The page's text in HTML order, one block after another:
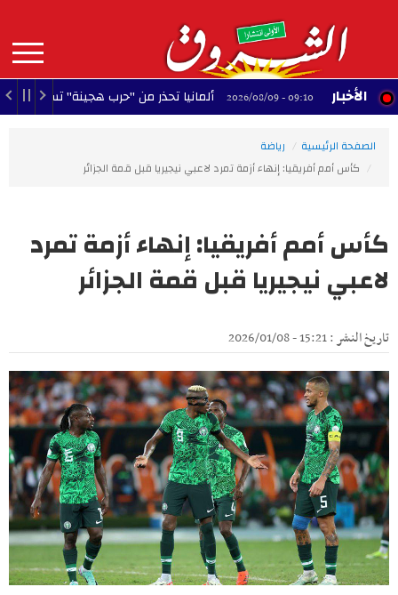
contenu
principal
MAIN
NAVIGATION الأخبار
09:10 - 2026/08/09 ألمانيا تحذر من "حرب هجينة" تستهدف استقرار
الصفحة الرئيسية
رياضة
كأس أمم أفريقيا: إنهاء أزمة تمرد لاعبي نيجيريا قبل قمة الجزائر
كأس أمم أفريقيا: إنهاء أزمة تمرد
لاعبي نيجيريا قبل قمة الجزائر
تاريخ النشر : 15:21 - 2026/01/08